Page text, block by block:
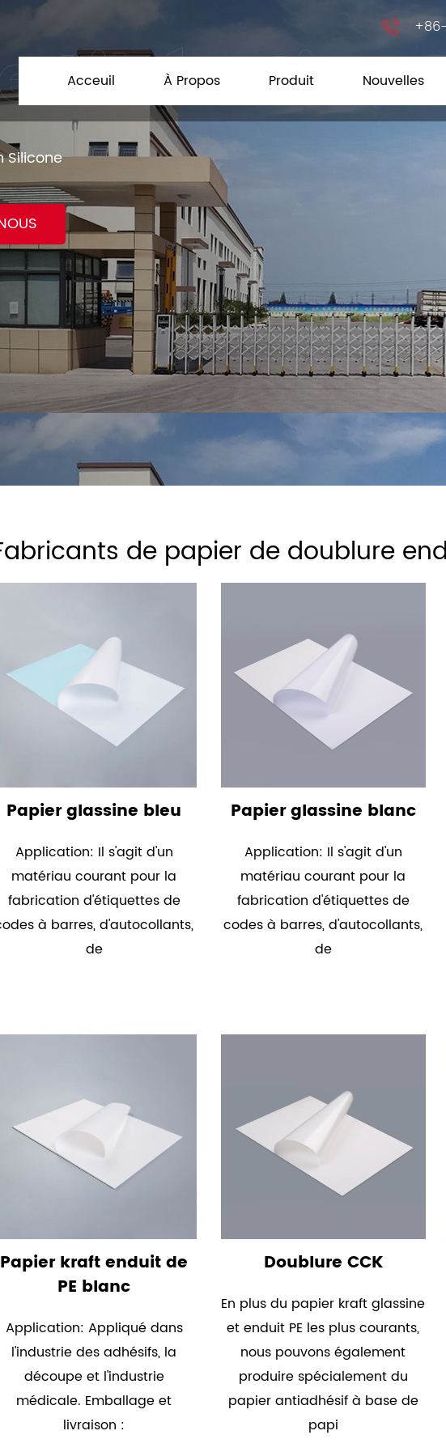
Acceuil À Propos Produit Nouvelles
Silicone
de papier de doublure
Papier glassine bleu
Application: Il s'agit d'un
matériau courant pour la
fabrication d'étiquettes de
à barres, d'autocollants,
de
Papier glassine blanc
Application: Il s'agit d'un
matériau courant pour la
fabrication d'étiquettes de
codes à barres, d'autocollants,
de
Papier kraft enduit de
PE blanc
Application: Appliqué dans
l'industrie des adhésifs, la
découpe et l'industrie
médicale. Emballage et
livraison :
Doublure CCK
En plus du papier kraft glassine
et enduit PE les plus courants,
nous pouvons également
produire spécialement du
papier antiadhésif à base de
papi